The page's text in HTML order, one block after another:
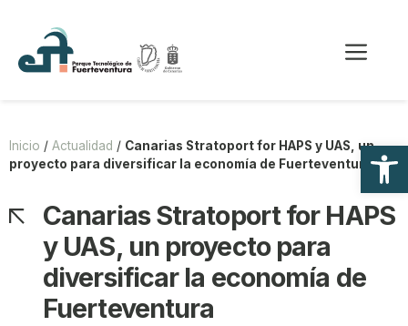
Abrir
contenido
Inicio / Actualidad / Canarias Stratoport for HAPS y UAS, un
proyecto para diversificar la economía de Fuerteventura
Canarias Stratoport for HAPS
y UAS, un proyecto para
diversificar la economía de
Fuerteventura